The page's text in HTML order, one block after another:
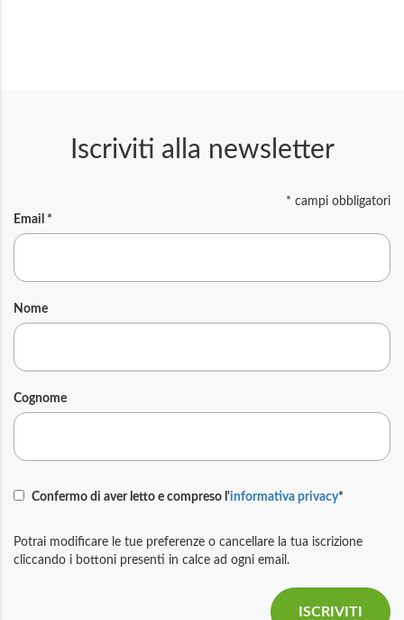
Iscriviti alla newsletter
* campi obbligatori
Email *
Nome
Cognome
Confermo di aver letto e compreso l'informativa privacy*
Potrai modificare le tue preferenze o cancellare la tua iscrizione
cliccando i bottoni presenti in calce ad ogni email.